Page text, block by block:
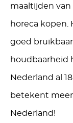
maaltijden
horeca kopen.
goed
houdbaarheid
Nederland al
betekent
Nederland!